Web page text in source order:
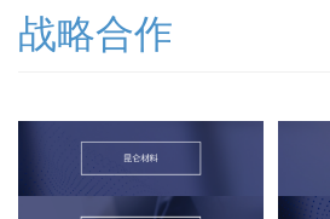
战略合作